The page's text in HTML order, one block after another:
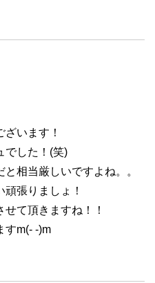
います！
でした！(笑)
相当厳しいですよね。。
張りましょ！
て頂きますね！！
すm(- -)m